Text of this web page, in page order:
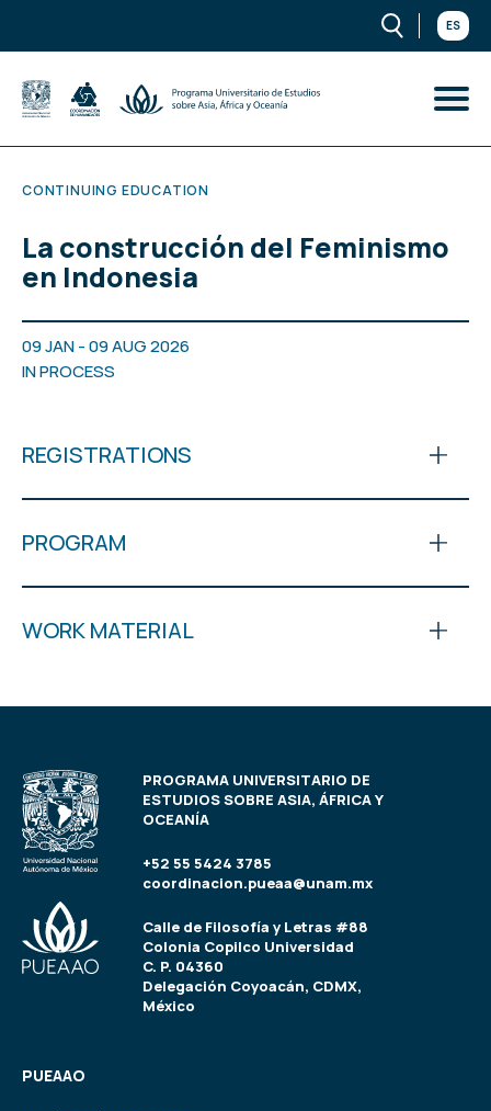
ES
CONTINUING EDUCATION
La construcción del Feminismo
en Indonesia
09 JAN - 09 AUG 2026
IN PROCESS
REGISTRATIONS
PROGRAM
WORK MATERIAL
PROGRAMA UNIVERSITARIO DE
ESTUDIOS SOBRE ASIA, ÁFRICA Y
OCEANÍA
+52 55 5424 3785
coordinacion.pueaa@unam.mx
Calle de Filosofía y Letras #88
Colonia Copilco Universidad
C. P. 04360
Delegación Coyoacán, CDMX,
México
PUEAAO